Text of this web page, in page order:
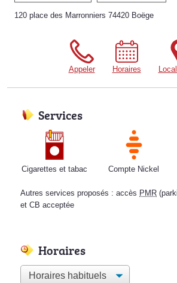
120 place des Marronniers 74420 Boëge
Appeler Horaires
Services
Cigarettes et tabac Compte Nickel
Autres services proposés : accès PMR
et CB acceptée
Horaires